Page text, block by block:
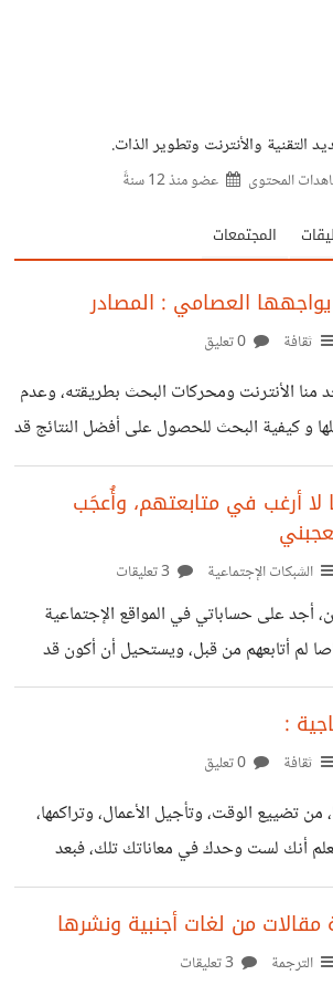
التقنية والأنترنت وتطوير الذات.
عضو منذ12 سنةً
المجتمعات
العصامي : المصادر
ثقافة
الأنترنت ومحركات البحث بطريقته، وعدم
و كيفية البحث للحصول على أفضل النتائج قد
التي تنفرنا من تعلم شيئ ما، فربما يريد
أجنبية أو لغة برمجة أو أي علم من العلوم،
للتعلم قد تخالف توقعاته و تثنيه عن
هذا الباب ويطرق آخرا ثم آخرا، ويمر
منا نفسه وقد تعلم شيئا عن كل شيئ ولكنه
لا أرغب في متابعتهم، وأُعجَب
الشبكات الإجتماعية
أجد على حساباتي في المواقع الإجتماعية
لم أتابعهم من قبل، ويستحيل أن أكون قد
قبل، نظرا للمحتوى الّذي يقدّمونه والّذي لا
قريب ولا من بعيد. من الجانب الآخر، يبيع
مواقع الخدمات، خدمات تسمح بإضافة
على ذلك، ولكن، أرغب في فهم العمليّة من
كيف تتمّ إضافة صفحات على حساباتك
:
ثقافة
من تضييع الوقت، وتأجيل الأعمال، وتراكمها،
أنك لست وحدك في معاناتك تلك، فبعد
وانتشاره، خفت وطأة ضغطنا وتأنيبنا
الشّروع في إيجاد حلول تساعدنا على حسن
من لغات أجنبية ونشرها
الترجمة